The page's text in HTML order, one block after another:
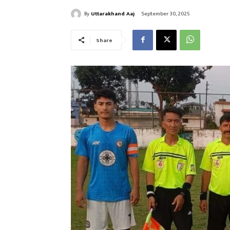
By Uttarakhand Aaj September 30, 2025
Share